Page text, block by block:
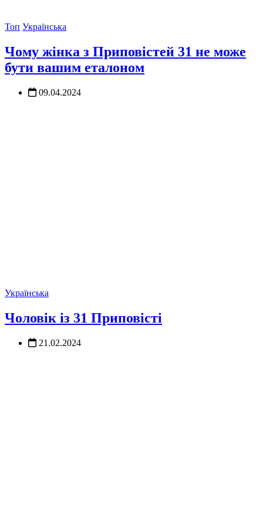
Топ Українська
Чому жінка з Приповістей 31 не може
бути вашим еталоном
09.04.2024
Українська
Чоловік із 31 Приповісті
21.02.2024